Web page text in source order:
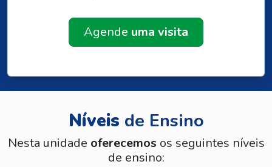
Agende uma visita
Níveis de Ensino
Nesta unidade oferecemos os seguintes níveis
de ensino: